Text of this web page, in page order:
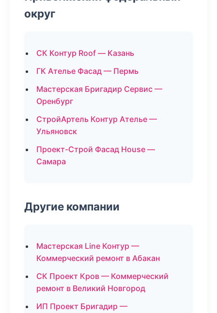
округ
СК Контур Roof — Казань
ГК Ателье Фасад — Пермь
Мастерская Бригадир Сервис —
Оренбург
СтройАртель Контур Ателье —
Ульяновск
Проект-Строй Фасад House —
Самара
Другие компании
Мастерская Line Контур —
Коммерческий ремонт в Абакан
СК Проект Кров — Коммерческий
ремонт в Великий Новгород
ИП Проект Бригадир —